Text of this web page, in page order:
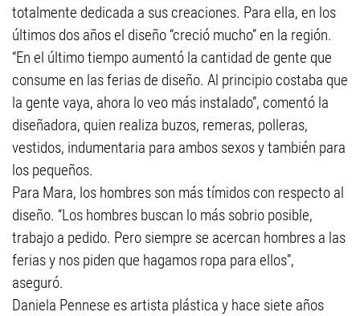
totalmente dedicada a sus creaciones. Para ella, en los
últimos dos años el diseño “creció mucho” en la región.
“En el último tiempo aumentó la cantidad de gente que
consume en las ferias de diseño. Al principio costaba que
la gente vaya, ahora lo veo más instalado”, comentó la
diseñadora, quien realiza buzos, remeras, polleras,
vestidos, indumentaria para ambos sexos y también para
los pequeños.
Para Mara, los hombres son más tímidos con respecto al
diseño. “Los hombres buscan lo más sobrio posible,
trabajo a pedido. Pero siempre se acercan hombres a las
ferias y nos piden que hagamos ropa para ellos”,
aseguró.
Daniela Pennese es artista plástica y hace siete años